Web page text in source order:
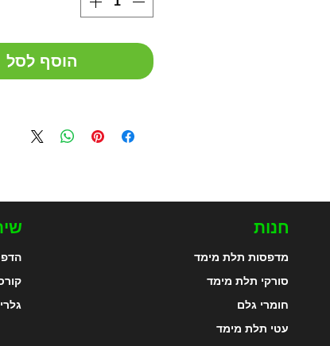
הוסף לסל
חנות
מדפסות תלת מימד
סורקי תלת מימד
חומרי גלם
עטי תלת מימד